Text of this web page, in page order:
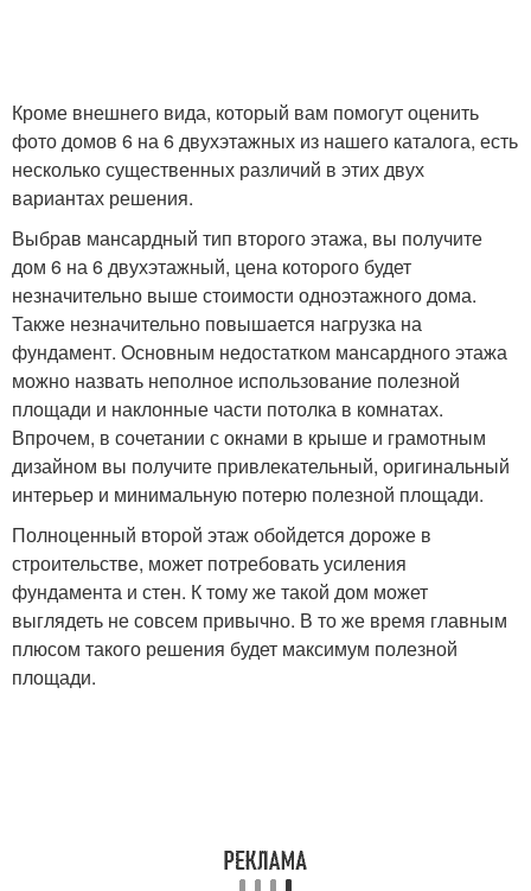
Кроме внешнего вида, который вам помогут оценить
фото домов 6 на 6 двухэтажных из нашего каталога, есть
несколько существенных различий в этих двух
вариантах решения.
Выбрав мансардный тип второго этажа, вы получите
дом 6 на 6 двухэтажный, цена которого будет
незначительно выше стоимости одноэтажного дома.
Также незначительно повышается нагрузка на
фундамент. Основным недостатком мансардного этажа
можно назвать неполное использование полезной
площади и наклонные части потолка в комнатах.
Впрочем, в сочетании с окнами в крыше и грамотным
дизайном вы получите привлекательный, оригинальный
интерьер и минимальную потерю полезной площади.
Полноценный второй этаж обойдется дороже в
строительстве, может потребовать усиления
фундамента и стен. К тому же такой дом может
выглядеть не совсем привычно. В то же время главным
плюсом такого решения будет максимум полезной
площади.